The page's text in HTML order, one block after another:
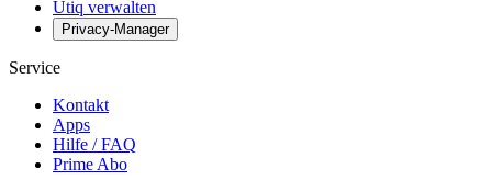
Utiq verwalten
Privacy-Manager
Service
Kontakt
Apps
Hilfe / FAQ
Prime Abo